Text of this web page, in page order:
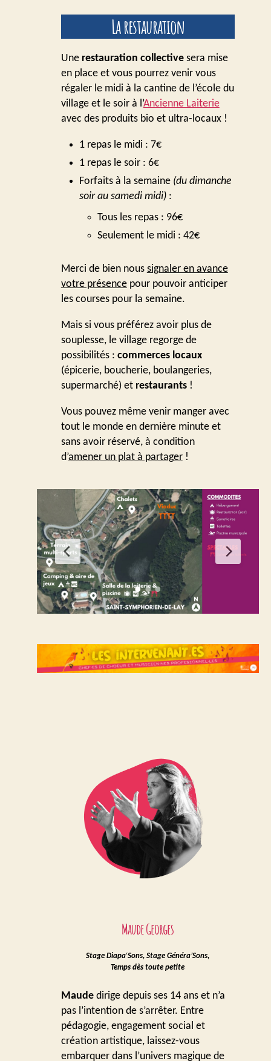
La restauration
Une restauration collectivesera mise
en place et vous pourrez venir vous
régaler le midi à la cantine de l’école du
village et le soir à l’Ancienne Laiterie
avec des produits bio et ultra-locaux !
1 repas le midi : 7€
1 repas le soir : 6€
Forfaits à la semaine (du dimanche
soir au samedi midi):
Tous les repas : 96€
Seulement le midi : 42€
Merci de bien nous signaler en avance
votre présencepour pouvoir anticiper
les courses pour la semaine.
Mais si vous préférez avoir plus de
souplesse, le village regorge de
possibilités : commerces locaux
(épicerie, boucherie, boulangeries,
supermarché) et restaurants !
Vous pouvez même venir manger avec
tout le monde en dernière minute et
sans avoir réservé, à condition
d’amener un plat à partager!
Maude Georges
Stage Diapa‘Sons, Stage Généra’Sons,
Temps dès toute petite
Maude dirige depuis ses 14 ans et n’a
pas l’intention de s’arrêter. Entre
pédagogie, engagement social et
création artistique, laissez-vous
embarquer dans l’univers magique de